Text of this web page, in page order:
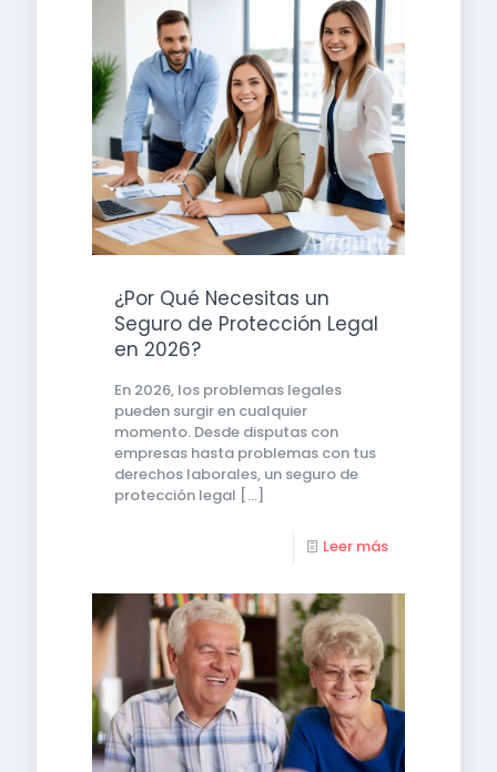
¿Por Qué Necesitas un
Seguro de Protección Legal
en 2026?
En 2026, los problemas legales
pueden surgir en cualquier
momento. Desde disputas con
empresas hasta problemas con tus
derechos laborales, un seguro de
protección legal […]
Leer más